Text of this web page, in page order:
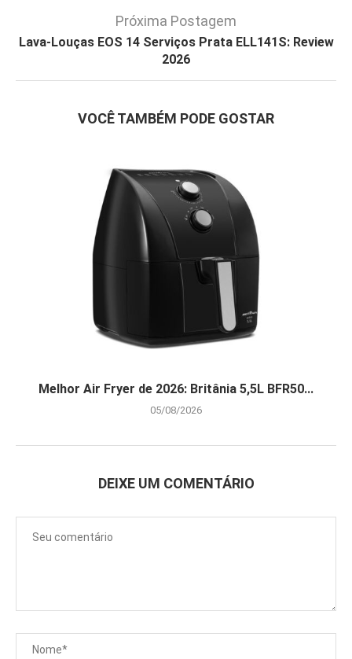
Próxima Postagem
Lava-Louças EOS 14 Serviços Prata ELL141S: Review
2026
VOCÊ TAMBÉM PODE GOSTAR
Melhor Air Fryer de 2026: Britânia 5,5L BFR50...
05/08/2026
DEIXE UM COMENTÁRIO